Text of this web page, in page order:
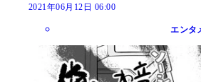
2021年06月12日 06:00
エンタ